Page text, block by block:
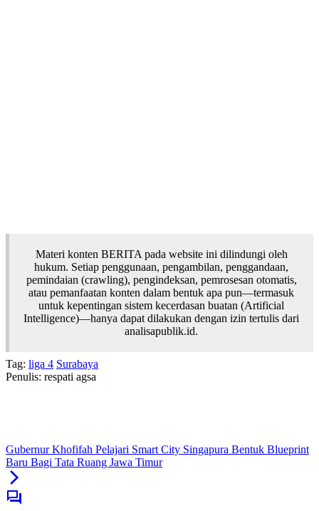
Materi konten BERITA pada website ini dilindungi oleh
hukum. Setiap penggunaan, pengambilan, penggandaan,
pemindaian (crawling), pengindeksan, pemrosesan otomatis,
atau pemanfaatan konten dalam bentuk apa pun—termasuk
untuk kepentingan sistem kecerdasan buatan (Artificial
Intelligence)—hanya dapat dilakukan dengan izin tertulis dari
analisapublik.id.
Tag: liga 4 Surabaya
Penulis: respati agsa
Gubernur Khofifah Pelajari Smart City Singapura Bentuk Blueprint
Baru Bagi Tata Ruang Jawa Timur